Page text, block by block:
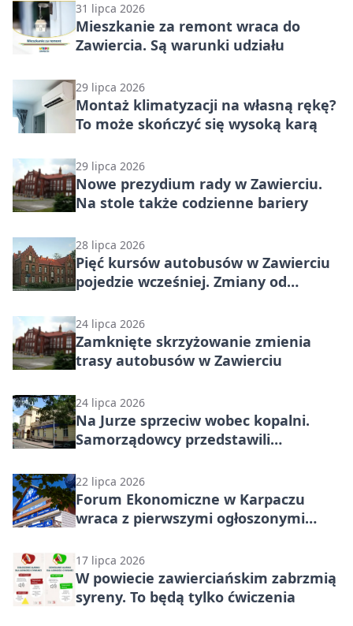
31 lipca 2026
Mieszkanie za remont wraca do
Zawiercia. Są warunki udziału
29 lipca 2026
Montaż klimatyzacji na własną rękę?
To może skończyć się wysoką karą
29 lipca 2026
Nowe prezydium rady w Zawierciu.
Na stole także codzienne bariery
28 lipca 2026
Pięć kursów autobusów w Zawierciu
pojedzie wcześniej. Zmiany od
24 lipca 2026
Zamknięte skrzyżowanie zmienia
trasy autobusów w Zawierciu
24 lipca 2026
Na Jurze sprzeciw wobec kopalni.
Samorządowcy przedstawili
22 lipca 2026
Forum Ekonomiczne w Karpaczu
wraca z pierwszymi ogłoszonymi
zapisów
17 lipca 2026
W powiecie zawierciańskim zabrzmią
syreny. To będą tylko ćwiczenia